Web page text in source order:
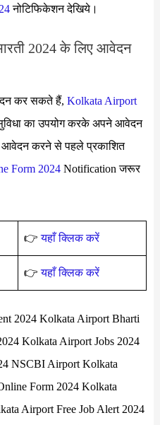
नोटिफिकेशन देखिये।
2024 के लिए आवेदन
कर सकते हैं, Kolkata Airport
का उपयोग करके अपने आवेदन
करने से पहले प्रकाशित
Form 2024 Notification जरूर
👉यहाँ क्लिक करें
👉यहाँ क्लिक करें
2024 Kolkata Airport Bharti
Kolkata Airport Jobs 2024
NSCBI Airport Kolkata
Form 2024 Kolkata
Airport Free Job Alert 2024